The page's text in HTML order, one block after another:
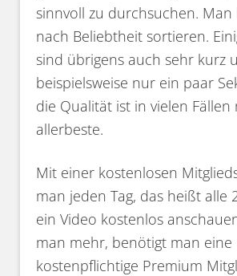
sinnvoll zu durchsuchen. Man
nach Beliebtheit sortieren.
sind übrigens auch sehr kurz
beispielsweise nur ein paar
die Qualität ist in vielen Fällen
allerbeste.
Mit einer kostenlosen
man jeden Tag, das heißt alle
ein Video kostenlos
man mehr, benötigt man eine
kostenpflichtige Premium